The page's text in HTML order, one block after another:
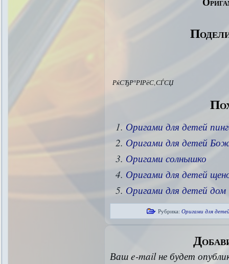
РќСЂР°РІРёС‚СЃСЏ
Оригами для детей
Оригами для детей
Оригами солнышко
Оригами для детей
Оригами для детей дом
Рубрика: Оригами для
Ваш e-mail не будет